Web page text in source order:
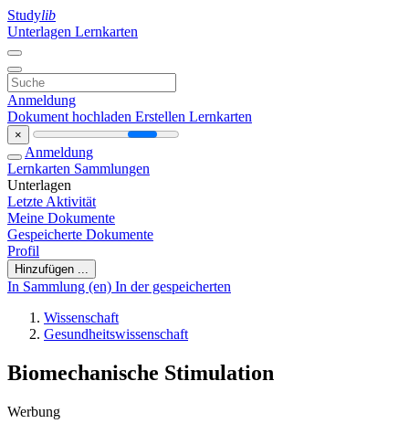
Studylib
Unterlagen Lernkarten
Anmeldung
Dokument hochladen Erstellen Lernkarten
×
Anmeldung
Lernkarten Sammlungen
Unterlagen
Letzte Aktivität
Meine Dokumente
Gespeicherte Dokumente
Profil
Hinzufügen ...
In Sammlung (en) In der gespeicherten
Wissenschaft
Gesundheitswissenschaft
Biomechanische Stimulation
Werbung